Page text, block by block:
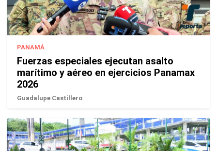
PANAMÁ
Fuerzas especiales ejecutan asalto
marítimo y aéreo en ejercicios Panamax
2026
Guadalupe Castillero